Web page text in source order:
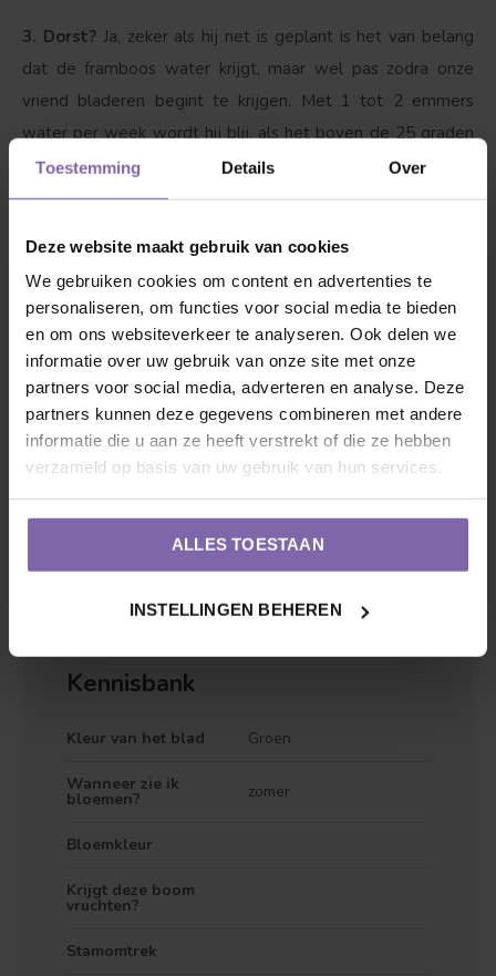
Toestemming Details Over
Deze website maakt gebruik van cookies
We gebruiken cookies om content en advertenties te
personaliseren, om functies voor social media te bieden
en om ons websiteverkeer te analyseren. Ook delen we
informatie over uw gebruik van onze site met onze
partners voor social media, adverteren en analyse. Deze
partners kunnen deze gegevens combineren met andere
informatie die u aan ze heeft verstrekt of die ze hebben
verzameld op basis van uw gebruik van hun services.
ALLES TOESTAAN
INSTELLINGEN BEHEREN
3. Dorst?Ja, zeker als hij net is geplant is het van belang
dat de framboos water krijgt, maar wel pas zodra onze
vriend bladeren begint te krijgen. Met 1 tot 2 emmers
water per week wordt hij blij, als het boven de 25 graden
wordt drinkt hij graag tussen de 3-4 emmers water per
week. Boven 35 graden elke dag minimaal 1 tot 2 emmers
Goed om te weten
Bekijk hieronder de accessoires waar de framboos blij van
wordt. Wij zorgen voor een veilig transport voor jouw
fruitstruik, zodat deze niet beschadigd raakt. Liever de
frambozen eerst even in het 'echt' bekijken? Maak kennis
met ons concept:Discover your own tree. Omdat we er
zeker van willen zeker dat jij en je fruitstruik gaan matchen
altijd voor je klaarom vragen te beantwoorden,
hiervindt je alvast onze garantievoorwaarden.
Kennisbank
Kleur van het blad Groen
Wanneer zie ik
bloemen? zomer
Bloemkleur
Krijgt deze boom
vruchten?
Stamomtrek